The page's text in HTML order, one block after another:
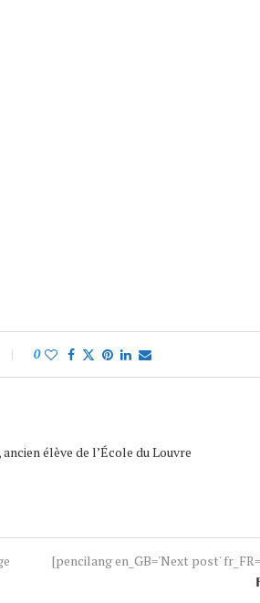
0
élève de l’École du Louvre
[pencilang en_GB='Next post'